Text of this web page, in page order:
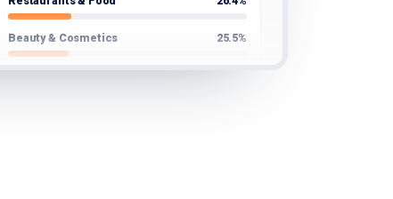
Beauty & Cosmetics 25.5%